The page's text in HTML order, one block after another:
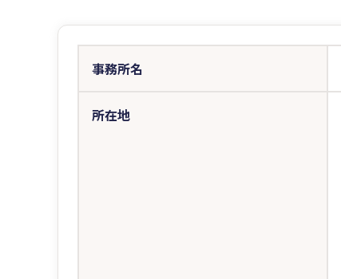
事務所名
所在地